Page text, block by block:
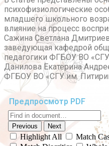
психофизиологические
младшего школьного
влияние на процесс
Сажина Светлана
заведующая кафедрой
педагогики ФГБОУ ВО
Данилова Екатерина
ФГБОУ ВО «СГУ им.
Предпросмотр PDF